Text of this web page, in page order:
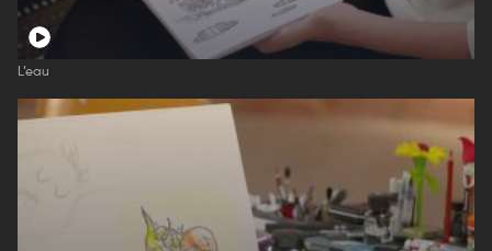
L’eau